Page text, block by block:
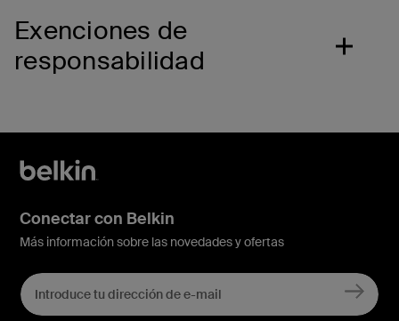
Exenciones de
responsabilidad
Conectar con Belkin
Más información sobre las novedades y ofertas